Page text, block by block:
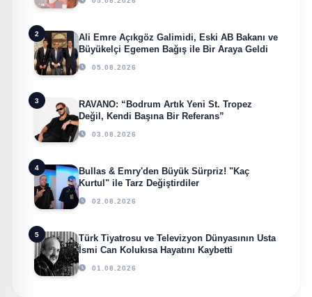
2
Ali Emre Açıkgöz Galimidi, Eski AB Bakanı ve
Büyükelçi Egemen Bağış ile Bir Araya Geldi
05.08.2026
3
RAVANO: “Bodrum Artık Yeni St. Tropez
Değil, Kendi Başına Bir Referans”
03.08.2026
4
Bullas & Emry'den Büyük Sürpriz! "Kaç
Kurtul" ile Tarz Değiştirdiler
02.08.2026
5
Türk Tiyatrosu ve Televizyon Dünyasının Usta
İsmi Can Kolukısa Hayatını Kaybetti
01.08.2026